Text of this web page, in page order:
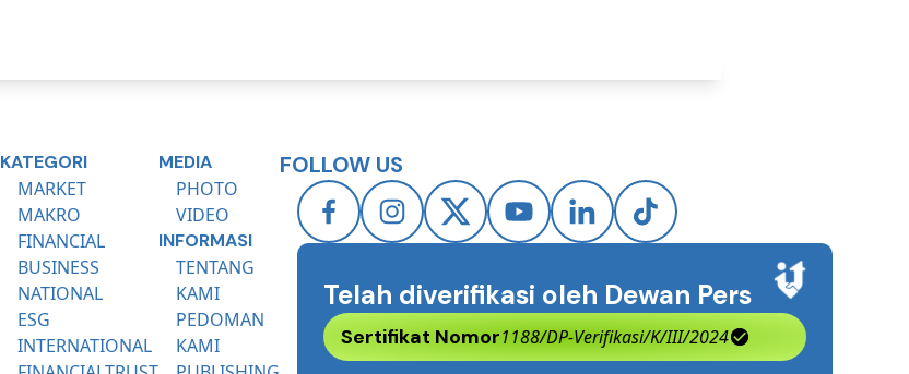
KATEGORI
MARKET
MAKRO
FINANCIAL
BUSINESS
NATIONAL
ESG
INTERNATIONAL
MEDIA
PHOTO
VIDEO
INFORMASI
TENTANG
KAMI
PEDOMAN
KAMI
FOLLOW US
Telah diverifikasi oleh Dewan Pers
Sertifikat Nomor1188/DP-Verifikasi/K/III/2024